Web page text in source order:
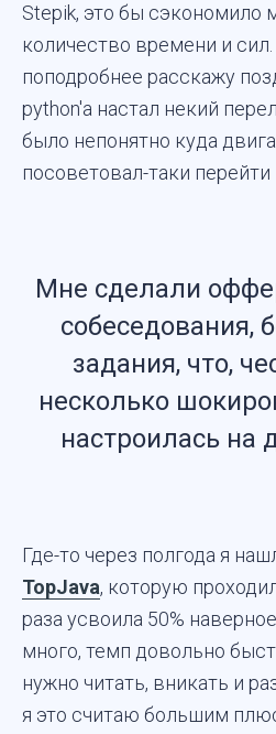
Stepik, это бы сэкономило
количество времени и
поподробнее расскажу
python'a настал некий
было непонятно куда
посоветовал-таки перейти
Мне сделали
собеседования,
задания, что,
несколько
настроилась на
Где-то через полгода я
TopJava, которую
раза усвоила 50%
много, темп довольно
нужно читать, вникать и
я это считаю большим